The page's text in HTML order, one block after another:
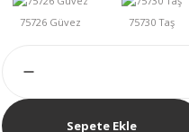
Sepete Ekle